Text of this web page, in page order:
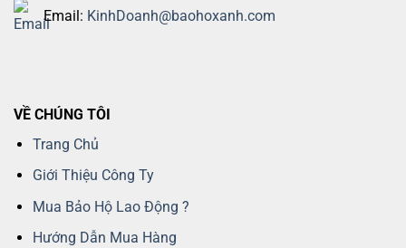
Email: KinhDoanh@baohoxanh.com
VỀ CHÚNG TÔI
Trang Chủ
Giới Thiệu Công Ty
Mua Bảo Hộ Lao Động ?
Hướng Dẫn Mua Hàng